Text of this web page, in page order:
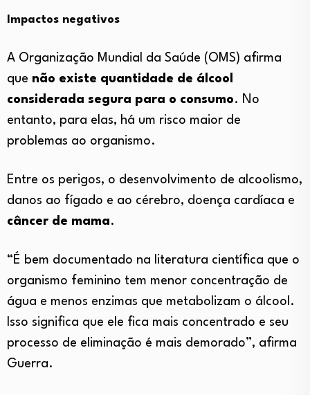
Impactos negativos
A Organização Mundial da Saúde (OMS) afirma
que não existe quantidade de álcool
considerada segura para o consumo. No
entanto, para elas, há um risco maior de
problemas ao organismo.
Entre os perigos, o desenvolvimento de alcoolismo,
danos ao fígado e ao cérebro, doença cardíaca e
câncer de mama.
“É bem documentado na literatura científica que o
organismo feminino tem menor concentração de
água e menos enzimas que metabolizam o álcool.
Isso significa que ele fica mais concentrado e seu
processo de eliminação é mais demorado”, afirma
Guerra.